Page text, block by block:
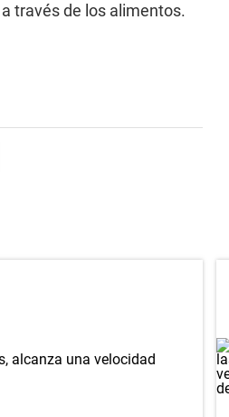
través de los alimentos.